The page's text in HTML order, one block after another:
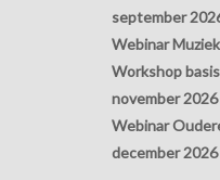
september
Webinar
Workshop
november 2026
Webinar
december 2026